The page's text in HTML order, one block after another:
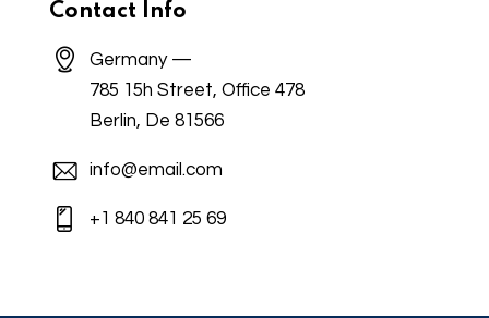
Contact Info
Germany —
785 15h Street, Office 478
Berlin, De 81566
info@email.com
+1 840 841 25 69